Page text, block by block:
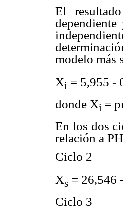
El
modelo más
Xi = 5,955 -
donde Xi =
En los dos
relación a
Ciclo 2
Xs = 26,546
Ciclo 3